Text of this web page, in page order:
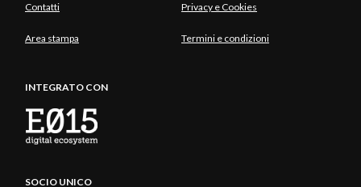
Contatti Privacy e Cookies
Area stampa Termini e condizioni
INTEGRATO CON
SOCIO UNICO